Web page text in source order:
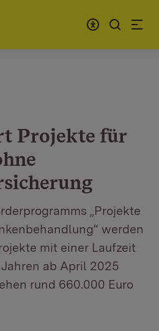
Projekte für
„Projekte
werden
mit einer Laufzeit
ab April 2025
rund 660.000 Euro